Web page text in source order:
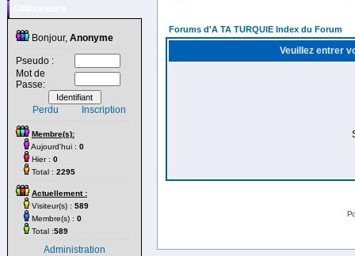
Bonjour, Anonyme
Pseudo :
Mot de
Passe:
Perdu Inscription
Membre(s):
Aujourd'hui : 0
Hier : 0
Total : 2295
Actuellement :
Visiteur(s) : 589
Membre(s) : 0
Total :589
Administration
Forums d'A TA TURQUIE Index du Forum
Veuillez entrer